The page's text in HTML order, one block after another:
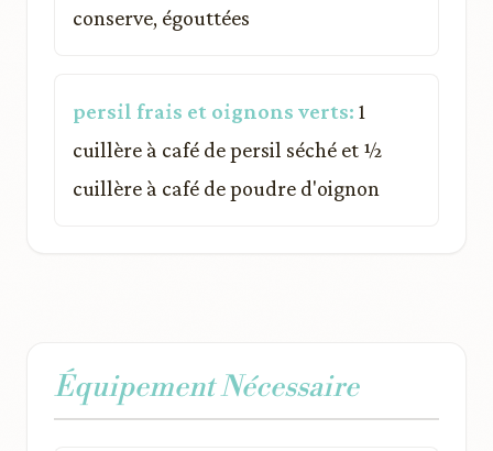
conserve, égouttées
persil frais et oignons verts: 1
cuillère à café de persil séché et ½
cuillère à café de poudre d'oignon
Équipement Nécessaire